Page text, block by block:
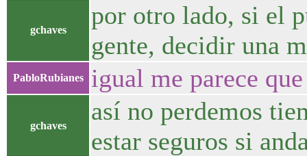
gchaves
por otro lado, si el
gente, decidir una
PabloRubianes igual me parece
gchaves
así no perdemos
estar seguros si